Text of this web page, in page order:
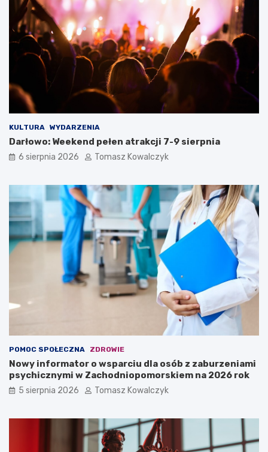
KULTURA WYDARZENIA
Darłowo: Weekend pełen atrakcji 7-9 sierpnia
6 sierpnia 2026 Tomasz Kowalczyk
POMOC SPOŁECZNA ZDROWIE
Nowy informator o wsparciu dla osób z zaburzeniami
psychicznymi w Zachodniopomorskiem na 2026 rok
5 sierpnia 2026 Tomasz Kowalczyk